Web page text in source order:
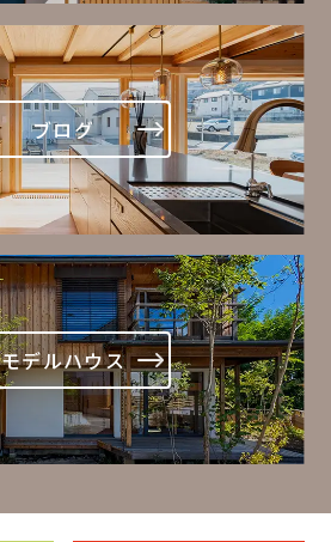
ブログ
モデルハウス